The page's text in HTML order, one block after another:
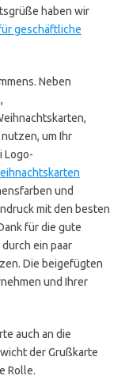
haben wir
geschäftliche
Neben
um Ihr
Logo-
und
mit den besten
für die gute
ein paar
Die beigefügten
und Ihrer
auch an die
der Grußkarte
Rolle.